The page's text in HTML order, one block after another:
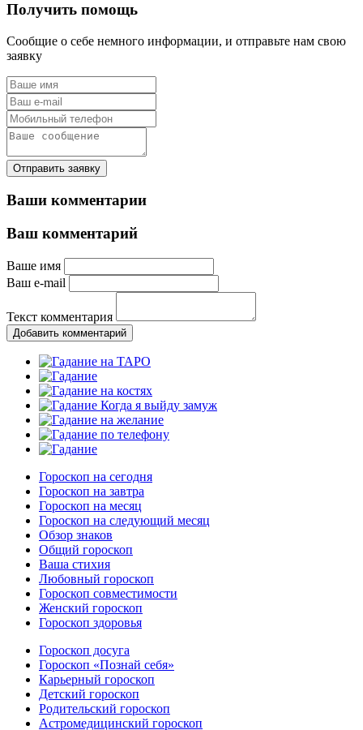
Получить помощь
Сообщие о себе немного информации, и отправьте нам свою
заявку
Отправить заявку
Ваши комментарии
Ваш комментарий
Ваше имя
Ваш e-mail
Текст комментария
Добавить комментарий
Гороскоп на сегодня
Гороскоп на завтра
Гороскоп на месяц
Гороскоп на следующий месяц
Обзор знаков
Общий гороскоп
Ваша стихия
Любовный гороскоп
Гороскоп совместимости
Женский гороскоп
Гороскоп здоровья
Гороскоп досуга
Гороскоп «Познай себя»
Карьерный гороскоп
Детский гороскоп
Родительский гороскоп
Астромедицинский гороскоп